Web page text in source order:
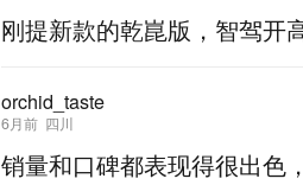
刚提新款的乾崑版，智驾开
orchid_taste
6月前 四川
销量和口碑都表现得很出色